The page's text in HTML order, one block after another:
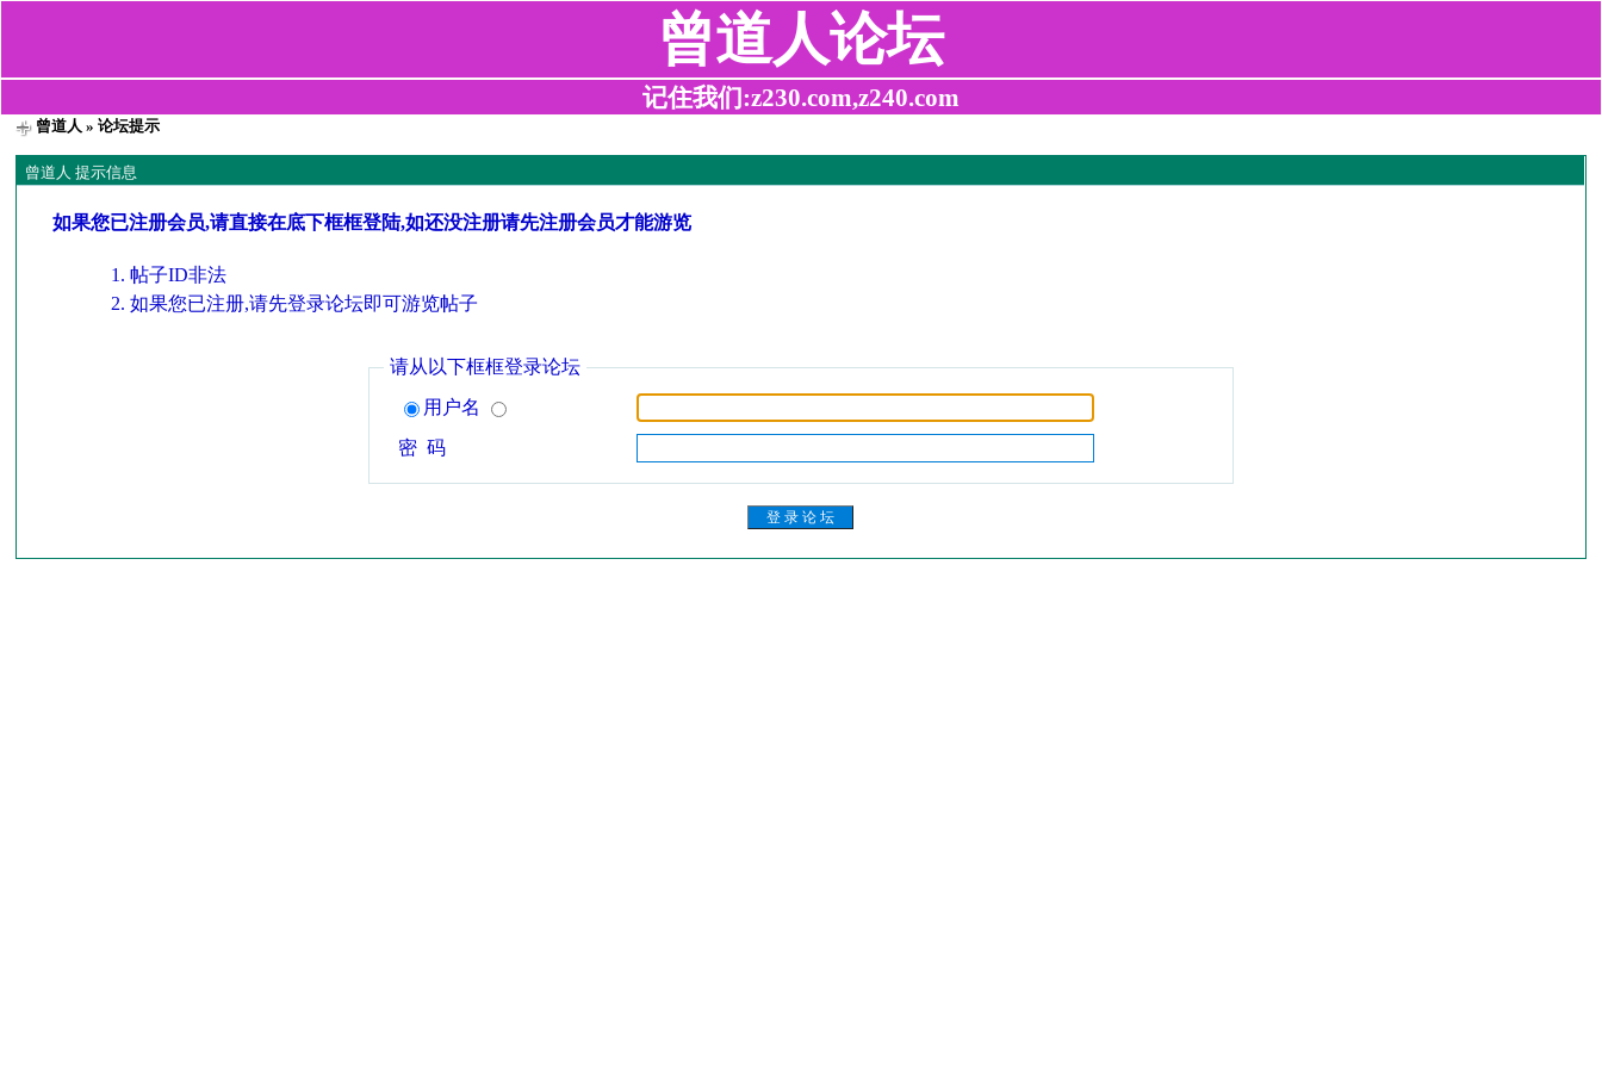
曾道人论坛
记住我们:z230.com,z240.com
曾道人 » 论坛提示
曾道人 提示信息
如果您已注册会员,请直接在底下框框登陆,如还没注册请先注册会员才能游览
帖子ID非法
如果您已注册,请先登录论坛即可游览帖子
请从以下框框登录论坛
用户名
密 码